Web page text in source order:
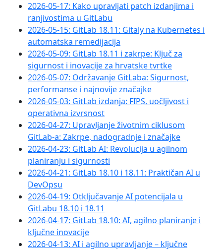
2026-05-17: Kako upravljati patch izdanjima i
ranjivostima u GitLabu
2026-05-15: GitLab 18.11: Gitaly na Kubernetes i
automatska remedijacija
2026-05-09: GitLab 18.11 i zakrpe: Ključ za
sigurnost i inovacije za hrvatske tvrtke
2026-05-07: Održavanje GitLaba: Sigurnost,
performanse i najnovije značajke
2026-05-03: GitLab izdanja: FIPS, uočljivost i
operativna izvrsnost
2026-04-27: Upravljanje životnim ciklusom
GitLab-a: Zakrpe, nadogradnje i značajke
2026-04-23: GitLab AI: Revolucija u agilnom
planiranju i sigurnosti
2026-04-21: GitLab 18.10 i 18.11: Praktičan AI u
DevOpsu
2026-04-19: Otključavanje AI potencijala u
GitLabu 18.10 i 18.11
2026-04-17: GitLab 18.10: AI, agilno planiranje i
ključne inovacije
2026-04-13: AI i agilno upravljanje – ključne